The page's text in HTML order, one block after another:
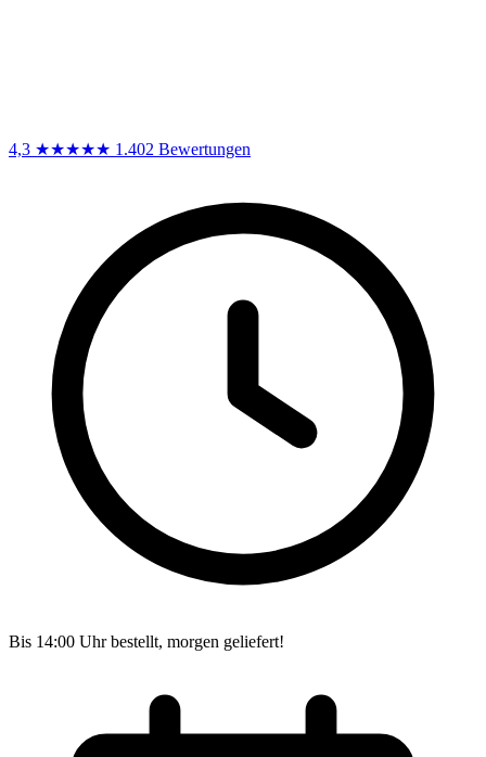
4,3 ★★★★★ 1.402 Bewertungen
Bis 14:00 Uhr bestellt, morgen geliefert!